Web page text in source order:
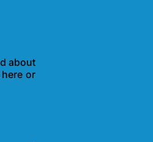
about
or